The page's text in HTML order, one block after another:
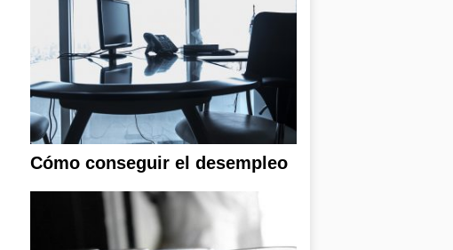
Cómo conseguir el desempleo